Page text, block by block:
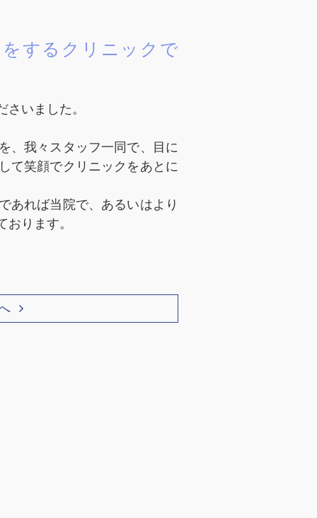
するクリニックで
いました。
、我々スタッフ一同で、目に
て笑顔でクリニックをあとに
あれば当院で、あるいはより
ります。